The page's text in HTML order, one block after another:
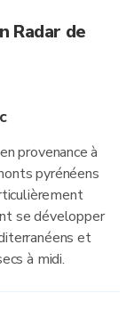
Radar de
provenance à
pyrénéens
se développer
et
à midi.